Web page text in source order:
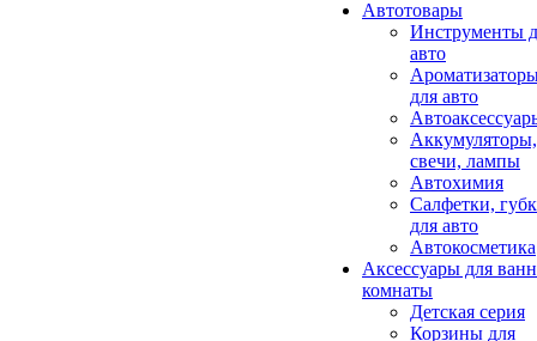
Автотовары
Инструменты
авто
для авто
Аккумуляторы,
свечи, лампы
Автохимия
Салфетки,
для авто
Автокосметика
Аксессуары для
комнаты
Детская серия
Корзины для